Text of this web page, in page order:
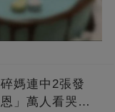
媽連中2張發
」萬人看哭：